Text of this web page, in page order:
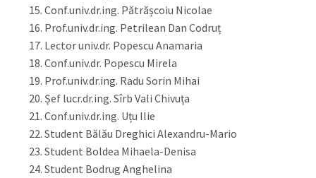
15. Conf.univ.dr.ing. Pătrășcoiu Nicolae
16. Prof.univ.dr.ing. Petrilean Dan Codruț
17. Lector univ.dr. Popescu Anamaria
18. Conf.univ.dr. Popescu Mirela
19. Prof.univ.dr.ing. Radu Sorin Mihai
20. Șef lucr.dr.ing. Sîrb Vali Chivuța
21. Conf.univ.dr.ing. Uțu Ilie
22. Student Bălău Dreghici Alexandru-Mario
23. Student Boldea Mihaela-Denisa
24. Student Bodrug Anghelina